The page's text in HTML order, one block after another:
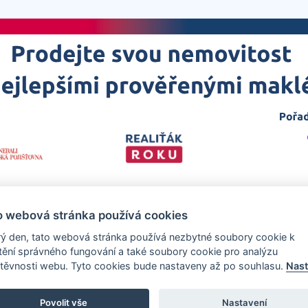
Stránky vytvořeny v iD-SIGN
webová stránka používá cookies
den, tato webová stránka používá nezbytné soubory cookie k
správného fungování a také soubory cookie pro analýzu
webu. Tyto cookies bude nastaveny až po souhlasu.
Povolit vše Nastavení